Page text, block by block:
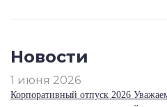
Новости
1 июня 2026
Корпоративный отпуск 2026